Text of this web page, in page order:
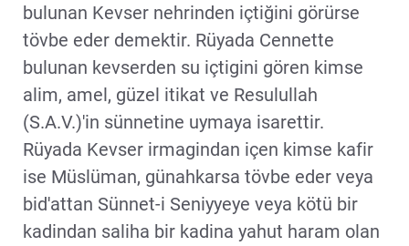
bulunan Kevser nehrinden içtiğini görürse
tövbe eder demektir. Rüyada Cennette
bulunan kevserden su içtigini gören kimse
alim, amel, güzel itikat ve Resulullah
(S.A.V.)'in sünnetine uymaya isarettir.
Rüyada Kevser irmagindan içen kimse kafir
ise Müslüman, günahkarsa tövbe eder veya
bid'attan Sünnet-i Seniyyeye veya kötü bir
kadindan saliha bir kadina yahut haram olan